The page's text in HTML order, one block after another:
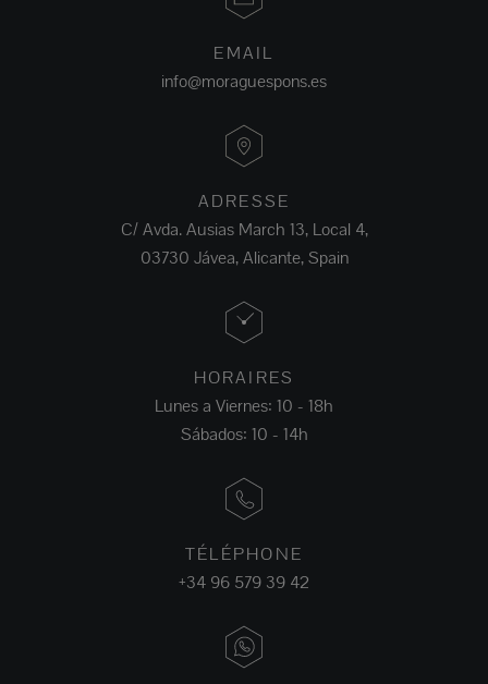
EMAIL
info@moraguespons.es
ADRESSE
C/ Avda. Ausias March 13, Local 4,
03730 Jávea, Alicante, Spain
HORAIRES
Lunes a Viernes: 10 - 18h
Sábados: 10 - 14h
TÉLÉPHONE
+34 96 579 39 42